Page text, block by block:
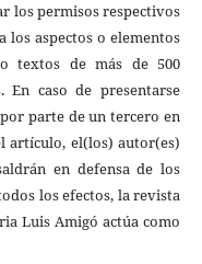
los permisos respectivos
los aspectos o elementos
textos de más de 500
En caso de presentarse
parte de un tercero en
artículo, el(los) autor(es)
en defensa de los
los efectos, la revista
Luis Amigó actúa como